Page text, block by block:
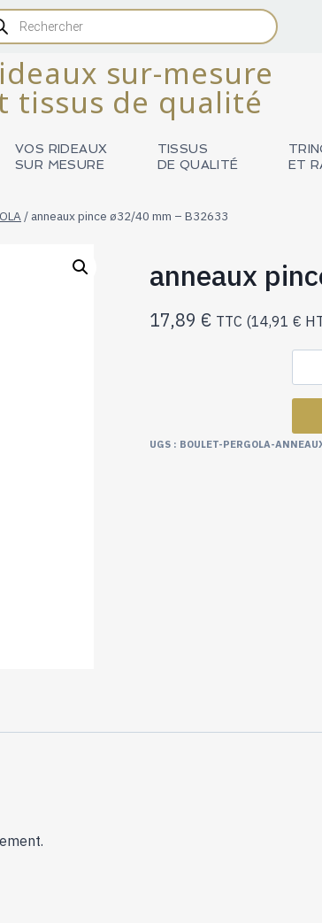
sur-mesure
tissus de qualité
VOS RIDEAUX
SUR MESURE
TISSUS
DE QUALITÉ
ET
/ anneaux pince ø32/40 mm – B32633
anneaux
17,89 € TTC (14,91 €
UGS : BOULET-PERGOLA-